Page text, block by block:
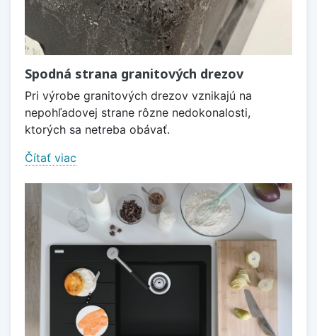
Spodná strana granitových drezov
Pri výrobe granitových drezov vznikajú na
nepohľadovej strane rôzne nedokonalosti,
ktorých sa netreba obávať.
Čítať viac